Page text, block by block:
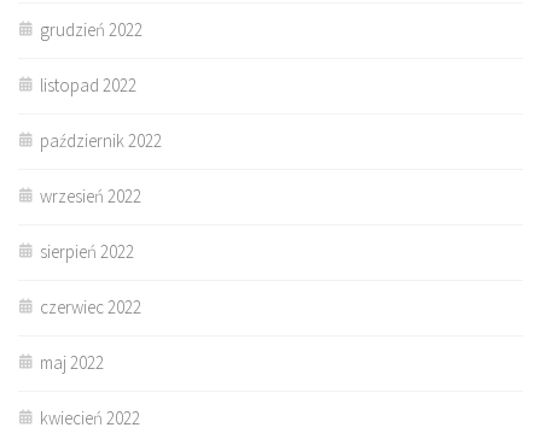
grudzień 2022
listopad 2022
październik 2022
wrzesień 2022
sierpień 2022
czerwiec 2022
maj 2022
kwiecień 2022